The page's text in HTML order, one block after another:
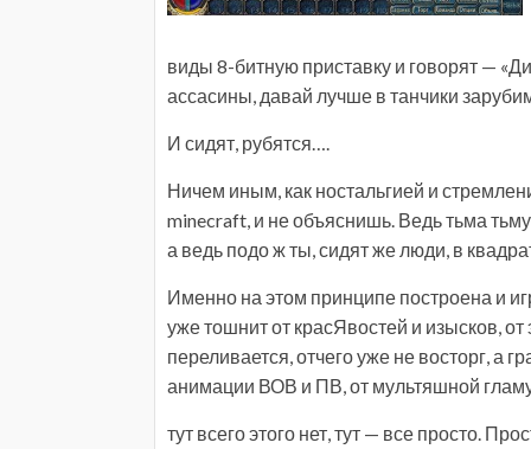
виды 8-битную приставку и говорят —
ассасины, давай лучше в танчики
И сидят, рубятся….
Ничем иным, как ностальгией и
minecraft, и не объяснишь. Ведь тьма
а ведь подо ж ты, сидят же люди, в
Именно на этом принципе построена и
уже тошнит от красЯвостей и изысков, от
переливается, отчего уже не восторг, а
анимации ВОВ и ПВ, от мультяшной
тут всего этого нет, тут — все просто.